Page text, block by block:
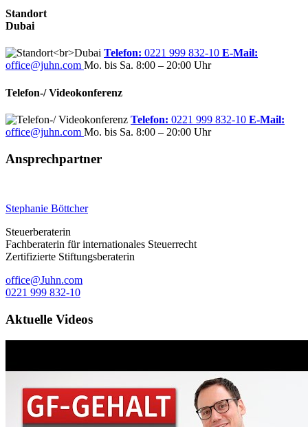
Standort
Dubai
Telefon: 0221 999 832-10 E-Mail:
office@juhn.com Mo. bis Sa. 8:00 – 20:00 Uhr
Telefon-/ Videokonferenz
Telefon: 0221 999 832-10 E-Mail:
office@juhn.com Mo. bis Sa. 8:00 – 20:00 Uhr
Ansprechpartner
Stephanie Böttcher
Steuerberaterin
Fachberaterin für internationales Steuerrecht
Zertifizierte Stiftungsberaterin
office@Juhn.com
0221 999 832-10
Aktuelle Videos